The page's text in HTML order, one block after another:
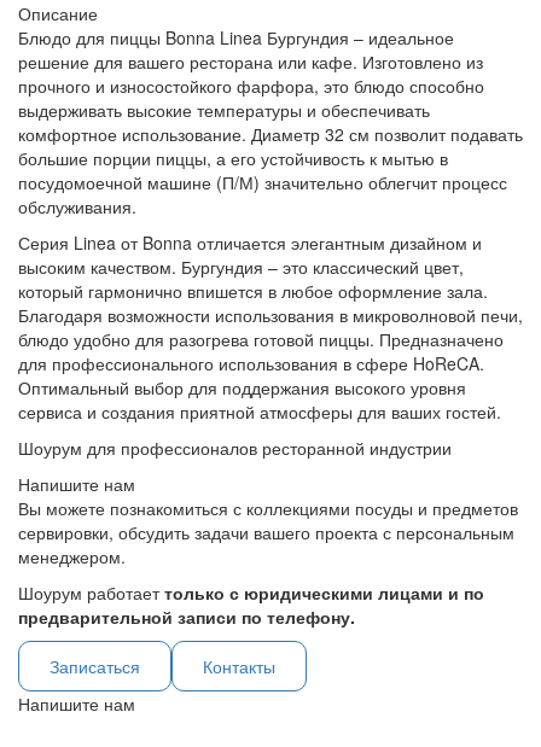
Описание
Блюдо для пиццы Bonna Linea Бургундия – идеальное
решение для вашего ресторана или кафе. Изготовлено из
прочного и износостойкого фарфора, это блюдо способно
выдерживать высокие температуры и обеспечивать
комфортное использование. Диаметр 32 см позволит подавать
большие порции пиццы, а его устойчивость к мытью в
посудомоечной машине (П/М) значительно облегчит процесс
обслуживания.
Серия Linea от Bonna отличается элегантным дизайном и
высоким качеством. Бургундия – это классический цвет,
который гармонично впишется в любое оформление зала.
Благодаря возможности использования в микроволновой печи,
блюдо удобно для разогрева готовой пиццы. Предназначено
для профессионального использования в сфере HoReCA.
Оптимальный выбор для поддержания высокого уровня
сервиса и создания приятной атмосферы для ваших гостей.
Шоурум для профессионалов ресторанной индустрии
Напишите нам
Вы можете познакомиться с коллекциями посуды и предметов
сервировки, обсудить задачи вашего проекта с персональным
менеджером.
Шоурум работаеттолько с юридическими лицами и по
предварительной записи по телефону.
Записаться
Контакты
Напишите нам